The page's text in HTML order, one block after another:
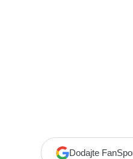
Dodajte